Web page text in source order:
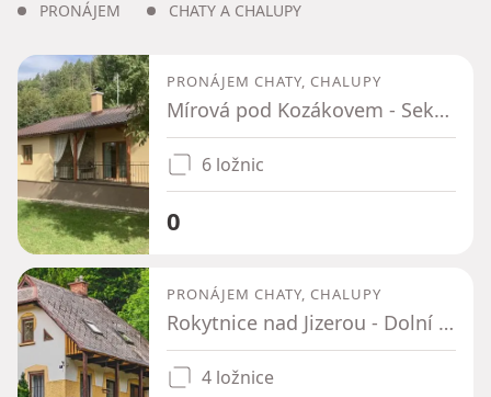
PRONÁJEM CHATY A CHALUPY
PRONÁJEM CHATY, CHALUPY
Mírová pod Kozákovem - Sekerkovy Loučky, Liberecký kraj
6 ložnic
0
PRONÁJEM CHATY, CHALUPY
Rokytnice nad Jizerou - Dolní Rokytnice, Liberecký kraj
4 ložnice